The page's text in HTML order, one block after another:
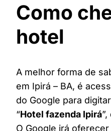
Como
hotel
A melhor forma de
em Ipirá – BA, é
do Google para
“Hotel fazenda Ipirá
O Google irá